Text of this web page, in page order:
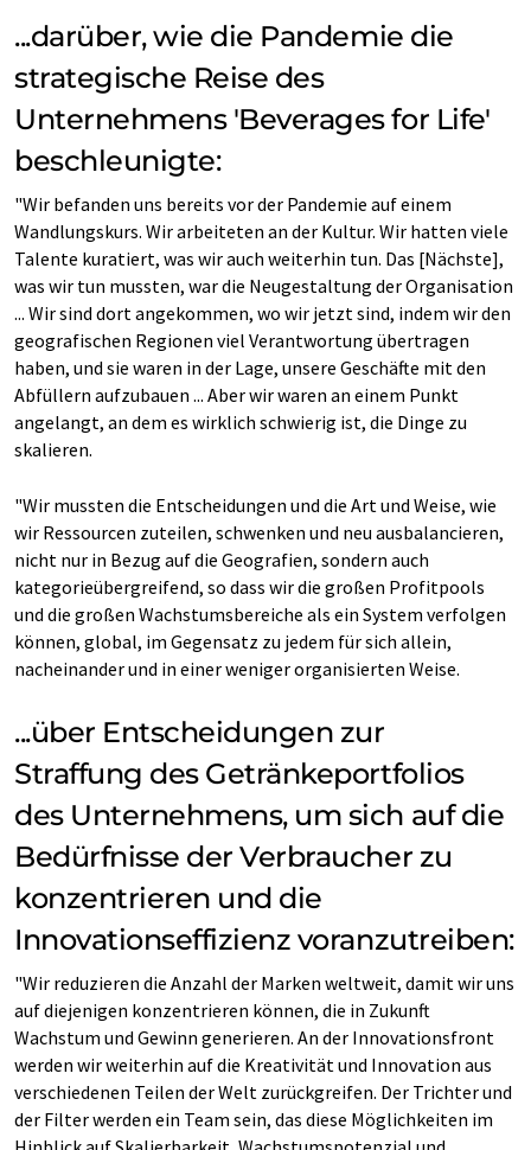
...darüber, wie die Pandemie die
strategische Reise des
Unternehmens 'Beverages for Life'
beschleunigte:
"Wir befanden uns bereits vor der Pandemie auf einem
Wandlungskurs. Wir arbeiteten an der Kultur. Wir hatten viele
Talente kuratiert, was wir auch weiterhin tun. Das [Nächste],
was wir tun mussten, war die Neugestaltung der Organisation
... Wir sind dort angekommen, wo wir jetzt sind, indem wir den
geografischen Regionen viel Verantwortung übertragen
haben, und sie waren in der Lage, unsere Geschäfte mit den
Abfüllern aufzubauen ... Aber wir waren an einem Punkt
angelangt, an dem es wirklich schwierig ist, die Dinge zu
skalieren.
"Wir mussten die Entscheidungen und die Art und Weise, wie
wir Ressourcen zuteilen, schwenken und neu ausbalancieren,
nicht nur in Bezug auf die Geografien, sondern auch
kategorieübergreifend, so dass wir die großen Profitpools
und die großen Wachstumsbereiche als ein System verfolgen
können, global, im Gegensatz zu jedem für sich allein,
nacheinander und in einer weniger organisierten Weise.
...über Entscheidungen zur
Straffung des Getränkeportfolios
des Unternehmens, um sich auf die
Bedürfnisse der Verbraucher zu
konzentrieren und die
Innovationseffizienz voranzutreiben:
"Wir reduzieren die Anzahl der Marken weltweit, damit wir uns
auf diejenigen konzentrieren können, die in Zukunft
Wachstum und Gewinn generieren. An der Innovationsfront
werden wir weiterhin auf die Kreativität und Innovation aus
verschiedenen Teilen der Welt zurückgreifen. Der Trichter und
der Filter werden ein Team sein, das diese Möglichkeiten im